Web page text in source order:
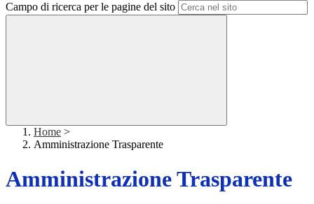
Campo di ricerca per le pagine del sito
Home >
Amministrazione Trasparente
Amministrazione Trasparente